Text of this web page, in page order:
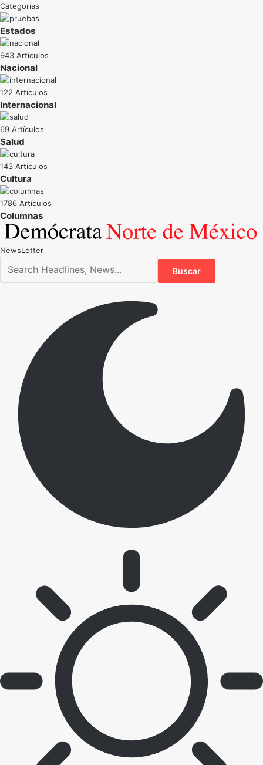
Categorías
Estados
943 Artículos
Nacional
122 Artículos
Internacional
69 Artículos
Salud
143 Artículos
Cultura
1786 Artículos
NewsLetter